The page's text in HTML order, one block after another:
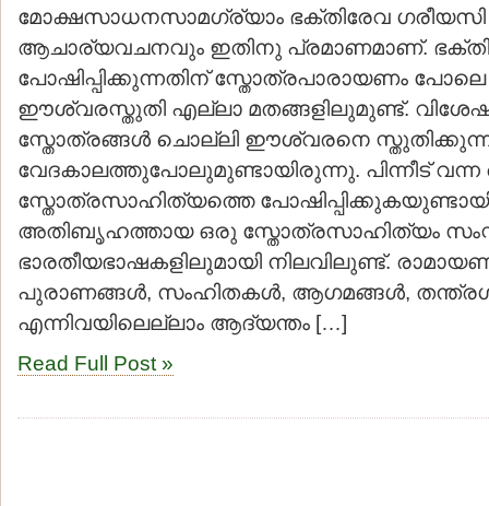
മോക്ഷസാധനസാമഗ്ര്യാം ഭക്തിരേവ
ആചാര്യവചനവും ഇതിനു പ്രമാണമാണ്.
പോഷിപ്പിക്കുന്നതിന് സ്തോത്രപാരായണം പോലെ
ഈശ്വരസ്തുതി എല്ലാ മതങ്ങളിലുമുണ്ട്.
സ്തോത്രങ്ങള്‍ ചൊല്ലി ഈശ്വരനെ സ്തുതിക്കുന്ന
വേദകാലത്തുപോലുമുണ്ടായിരുന്നു. പിന്നീട്
സ്തോത്രസാഹിത്യത്തെ
അതിബൃഹത്തായ ഒരു സ്തോത്രസാഹിത്യം
ഭാരതീയഭാഷകളിലുമായി നിലവിലുണ്ട്.
പുരാണങ്ങള്‍, സംഹിതകള്‍, ആഗമങ്ങള്‍,
എന്നിവയിലെല്ലാം ആദ്യന്തം […]
Read Full Post »